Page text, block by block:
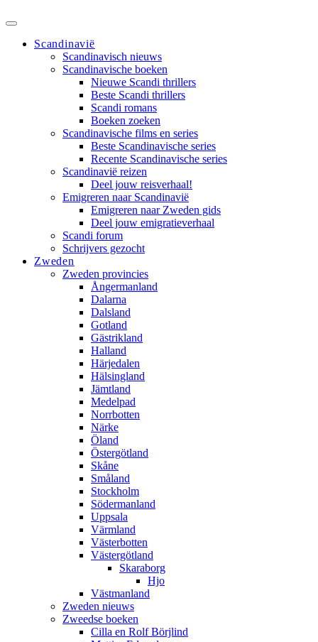
Scandinavië
Scandinavisch nieuws
Scandinavische boeken
Nieuwe Scandi thrillers
Beste Scandi thrillers
Scandi romans
Boeken zoeken
Scandinavische films en series
Beste Scandinavische series
Recente Scandinavische series
Scandinavië reizen
Deel jouw reisverhaal!
Emigreren naar Scandinavië
Emigreren naar Zweden gids
Deel jouw emigratieverhaal
Scandi forum
Schrijvers gezocht
Zweden
Zweden provincies
Ångermanland
Dalarna
Dalsland
Gotland
Gästrikland
Halland
Härjedalen
Hälsingland
Jämtland
Medelpad
Norrbotten
Närke
Öland
Östergötland
Skåne
Småland
Stockholm
Södermanland
Uppsala
Värmland
Västerbotten
Västergötland
Skaraborg
Hjo
Västmanland
Zweden nieuws
Zweedse boeken
Cilla en Rolf Börjlind